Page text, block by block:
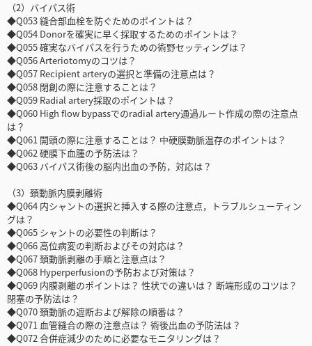
（2）バイパス術
◆Q053 縫合部血栓を防ぐためのポイントは？
◆Q054 Donorを確実に早く採取するためのポイントは？
◆Q055 確実なバイパスを行うための術野セッティングは？
◆Q056 Arteriotomyのコツは？
◆Q057 Recipient arteryの選択と準備の注意点は？
◆Q058 閉創の際に注意することは？
◆Q059 Radial artery採取のポイントは？
◆Q060 High flow bypassでのradial artery通過ルート作成の際の注意点
は？
◆Q061 開頭の際に注意することは？ 中硬膜動脈温存のポイントは？
◆Q062 硬膜下血腫の予防法は？
◆Q063 バイパス術後の脳内出血の予防，対応は？
（3）頚動脈内膜剥離術
◆Q064 内シャントの選択と挿入する際の注意点，トラブルシューティン
グは？
◆Q065 シャントの必要性の判断は？
◆Q066 高位病変の判断およびその対応は？
◆Q067 頚動脈剥離の手順と注意点は？
◆Q068 Hyperperfusionの予防および対策は？
◆Q069 内膜剥離のポイントは？ 性状での違いは？ 断端形成のコツは？
閉塞の予防法は？
◆Q070 頚動脈の遮断および解除の順番は？
◆Q071 血管縫合の際の注意点は？ 術後出血の予防法は？
◆Q072 合併症減少のために必要なモニタリングは？